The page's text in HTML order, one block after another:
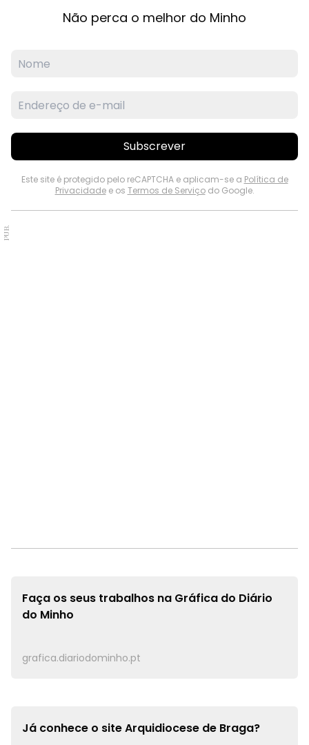
Não perca o melhor do Minho
Subscrever
Este site é protegido pelo reCAPTCHA e aplicam-se a Política de
Privacidadee os Termos de Serviçodo Google.
PUB.
Faça os seus trabalhos na Gráfica do Diário
do Minho
grafica.diariodominho.pt
Já conhece o siteArquidiocese de Braga?